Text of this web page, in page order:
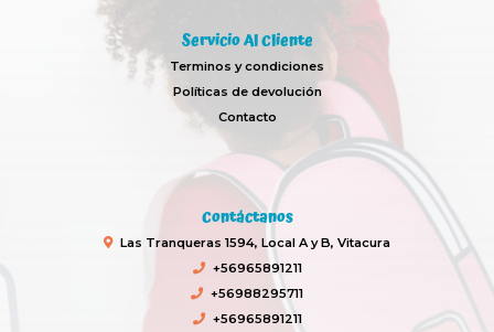
Servicio Al Cliente
Terminos y condiciones
Políticas de devolución
Contacto
Contáctanos
Las Tranqueras 1594, Local A y B, Vitacura
+56965891211
+56988295711
+56965891211